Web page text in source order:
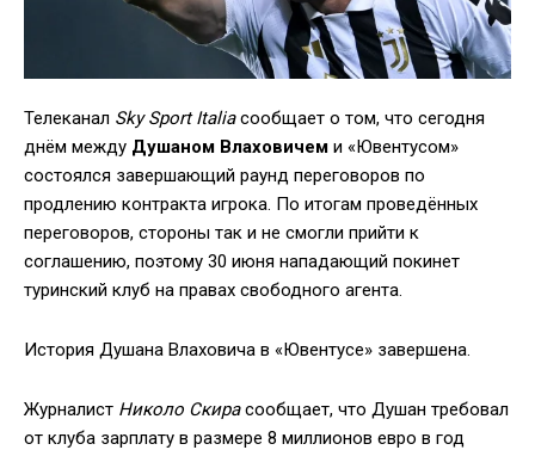
Телеканал Sky Sport Italiaсообщает о том, что сегодня
днём между Душаном Влаховичем и «Ювентусом»
состоялся завершающий раунд переговоров по
продлению контракта игрока. По итогам проведённых
переговоров, стороны так и не смогли прийти к
соглашению, поэтому 30 июня нападающий покинет
туринский клуб на правах свободного агента.
История Душана Влаховича в «Ювентусе» завершена.
Журналист Николо Скирасообщает, что Душан требовал
от клуба зарплату в размере 8 миллионов евро в год